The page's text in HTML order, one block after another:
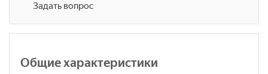
Задать вопрос
Общие характеристики